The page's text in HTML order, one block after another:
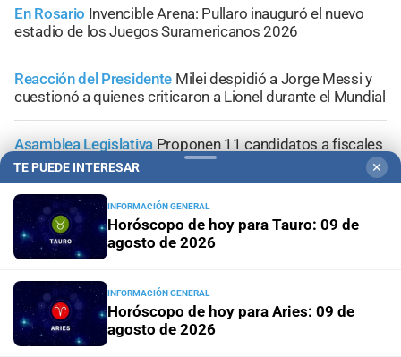
En Rosario Invencible Arena: Pullaro inauguró el nuevo
estadio de los Juegos Suramericanos 2026
Reacción del Presidente Milei despidió a Jorge Messi y
cuestionó a quienes criticaron a Lionel durante el Mundial
Asamblea Legislativa Proponen 11 candidatos a fiscales
del MPA de Santa Fe
Con tratamiento preferencial para el 20 de agosto
Diputados empieza en comisiones el debate sobre el
sistema electoral de Santa Fe
TE PUEDE INTERESAR ✕
INFORMACIÓN GENERAL
Horóscopo de hoy para Tauro: 09 de
agosto de 2026
INFORMACIÓN GENERAL
Horóscopo de hoy para Aries: 09 de
agosto de 2026